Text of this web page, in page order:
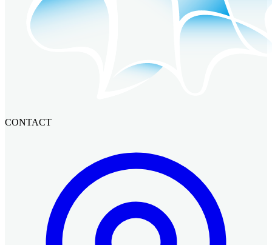
CONTACT